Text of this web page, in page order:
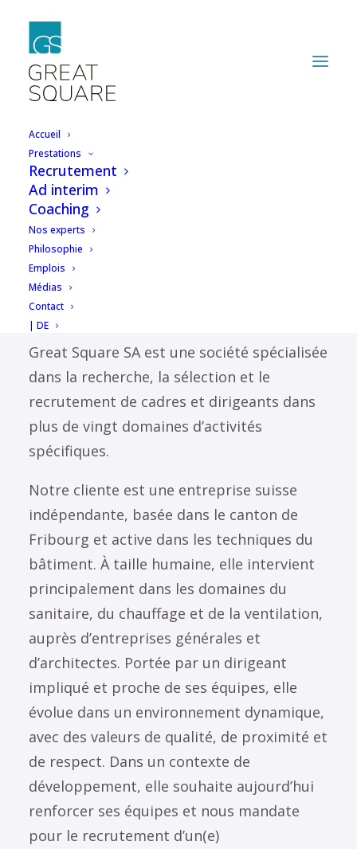
Accueil
Prestations
Recrutement
Ad interim
Coaching
Nos experts
Philosophie
Emplois
Médias
Contact
| DE
Vous aimez quand ça
avance? Notre client
aussi
Great Square SA est une société spécialisée
dans la recherche, la sélection et le
recrutement de cadres et dirigeants dans
plus de vingt domaines d’activités
spécifiques.
Notre cliente est une entreprise suisse
indépendante, basée dans le canton de
Fribourg et active dans les techniques du
bâtiment. À taille humaine, elle intervient
principalement dans les domaines du
sanitaire, du chauffage et de la ventilation,
auprès d’entreprises générales et
d’architectes. Portée par un dirigeant
impliqué et proche de ses équipes, elle
évolue dans un environnement dynamique,
avec des valeurs de qualité, de proximité et
de respect. Dans un contexte de
développement, elle souhaite aujourd’hui
renforcer ses équipes et nous mandate
pour le recrutement d’un(e)